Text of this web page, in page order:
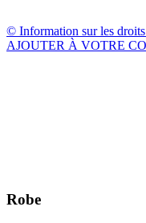
© Information sur les droits
AJOUTER À VOTRE
Robe